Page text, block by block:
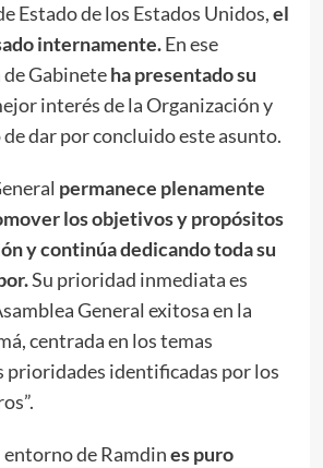
Estado de los Estados Unidos,el
internamente.En ese
Gabineteha presentado su
interés de la Organización y
dar por concluido este asunto.
permanece plenamente
los objetivos y propósitos
y continúa dedicando toda su
Su prioridad inmediata es
General exitosa en la
centrada en los temas
prioridades identificadas por los
entorno de Ramdines puro